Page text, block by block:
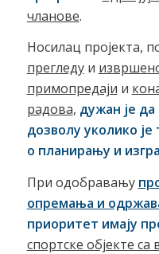
чланове.
Носилац пројекта,
прегледуи
примопредаји и
радова, дужан је
дозволу уколико
о планирању и
При одобравању
опремања и
приоритет имају
спортске објекте